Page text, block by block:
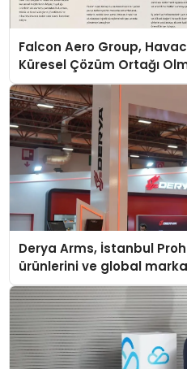
Falcon Aero Group,
Küresel Çözüm Ortağı
Derya Arms, İstanbul
ürünlerini ve global